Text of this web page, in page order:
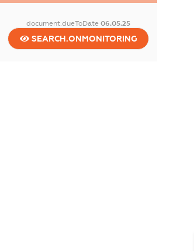
document.dueToDate06.05.25
SEARCH.ONMONITORING